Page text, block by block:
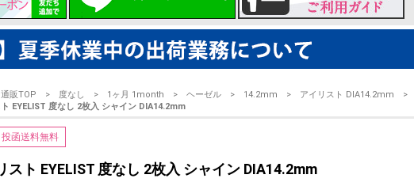
販TOP 度なし 1ヶ月 1month ヘーゼル 14.2mm アイリスト DIA14.2mm
EYELIST 度なし 2枚入 シャイン DIA14.2mm
函送料無料
スト EYELIST 度なし 2枚入 シャイン DIA14.2mm